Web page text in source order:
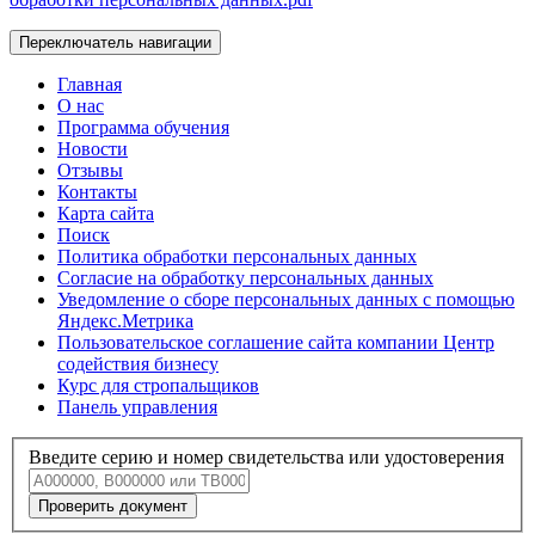
Переключатель навигации
Главная
О нас
Программа обучения
Новости
Отзывы
Контакты
Карта сайта
Поиск
Политика обработки персональных данных
Согласие на обработку персональных данных
Уведомление о сборе персональных данных с помощью
Яндекс.Метрика
Пользовательское соглашение сайта компании Центр
содействия бизнесу
Курс для стропальщиков
Панель управления
Введите серию и номер свидетельства или удостоверения